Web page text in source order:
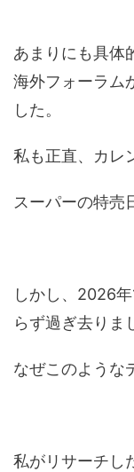
あまりにも具体
海外フォーラム
した。
私も正直、カレ
スーパーの特売
しかし、2026
らず過ぎ去りま
なぜこのような
私がリサーチし